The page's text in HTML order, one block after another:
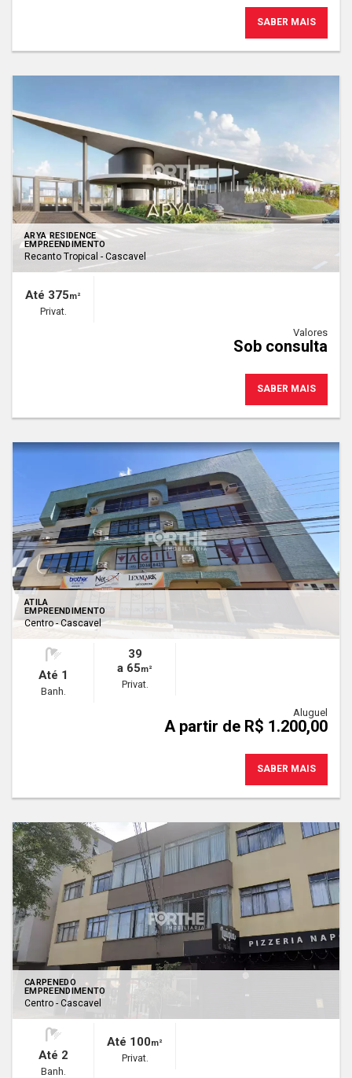
SABER MAIS
ARYA RESIDENCE
EMPREENDIMENTO
Recanto Tropical - Cascavel
Até 375m²
Privat.
Valores
Sob consulta
SABER MAIS
ATILA
EMPREENDIMENTO
Centro - Cascavel
Até 1
Banh.
39
a 65m²
Privat.
Aluguel
A partir de R$ 1.200,00
SABER MAIS
CARPENEDO
EMPREENDIMENTO
Centro - Cascavel
Até 2
Banh.
Até 100m²
Privat.